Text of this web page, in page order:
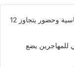
مؤتمر Ai4 2026 يختتم دورته التاسعة بأرقام قياسية وحضور يتجاوز 12
للمهاجرين يضع